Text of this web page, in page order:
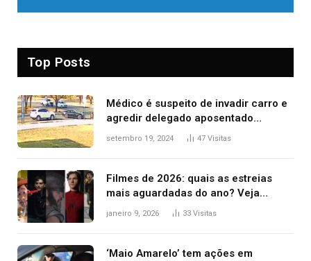
Top Posts
Médico é suspeito de invadir carro e
agredir delegado aposentado
durante confusão no trânsito
setembro 19, 2024 47 Visitas
Filmes de 2026: quais as estreias
mais aguardadas do ano? Veja
principais lançamentos do cinema
janeiro 9, 2026 33 Visitas
‘Maio Amarelo’ tem ações em